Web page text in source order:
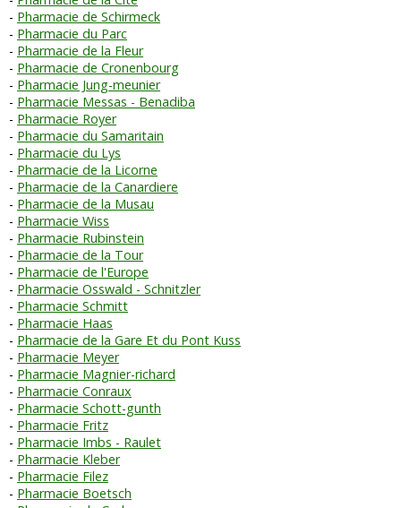
Pharmacie de Schirmeck
Pharmacie du Parc
Pharmacie de la Fleur
Pharmacie de Cronenbourg
Pharmacie Jung-meunier
Pharmacie Messas - Benadiba
Pharmacie Royer
Pharmacie du Samaritain
Pharmacie du Lys
Pharmacie de la Licorne
Pharmacie de la Canardiere
Pharmacie de la Musau
Pharmacie Wiss
Pharmacie Rubinstein
Pharmacie de la Tour
Pharmacie de l'Europe
Pharmacie Osswald - Schnitzler
Pharmacie Schmitt
Pharmacie Haas
Pharmacie de la Gare Et du Pont Kuss
Pharmacie Meyer
Pharmacie Magnier-richard
Pharmacie Conraux
Pharmacie Schott-gunth
Pharmacie Fritz
Pharmacie Imbs - Raulet
Pharmacie Kleber
Pharmacie Filez
Pharmacie Boetsch